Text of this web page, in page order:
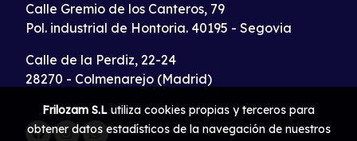
Calle Gremio de los Canteros, 79
Pol. industrial de Hontoria. 40195 - Segovia
Calle de la Perdiz, 22-24
28270 - Colmenarejo (Madrid)
Frilozam S.L utiliza cookies propias y terceros para
obtener datos estadísticos de la navegación de nuestros